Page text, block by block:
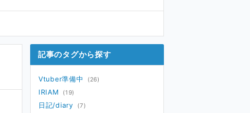
記事のタグから探す
Vtuber準備中 (26)
IRIAM (19)
日記/diary (7)